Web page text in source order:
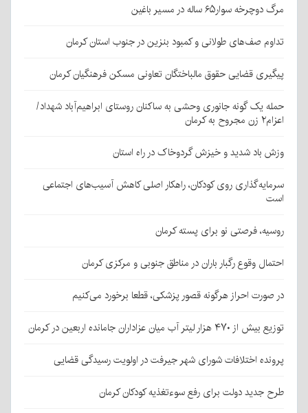
مرگ دوچرخه سوار۶۵ ساله در مسیر باغین
تداوم صف‌های طولانی و کمبود بنزین در جنوب استان کرمان
پیگیری قضایی حقوق مالباختگان تعاونی مسکن فرهنگیان کرمان
حمله یک گونه جانوری وحشی به ساکنان روستای ابراهیم‌آباد شهداد/
اعزام۲ زن مجروح به کرمان
وزش باد شدید و خیزش گردوخاک در راه استان
سرمایه‌گذاری روی کودکان، راهکار اصلی کاهش آسیب‌های اجتماعی
است
روسیه، فرصتی نو برای پسته کرمان
احتمال وقوع رگبار باران در مناطق جنوبی و مرکزی کرمان
در صورت احراز هرگونه قصور پزشکی، قطعا برخورد می‌کنیم
توزیع بیش از ۴۷۰ هزار لیتر آب میان عزاداران جامانده اربعین در کرمان
پرونده اختلافات شورای شهر جیرفت در اولویت رسیدگی قضایی
طرح جدید دولت برای رفع سوءتغذیه کودکان کرمان